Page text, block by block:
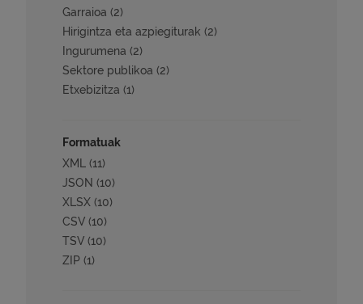
Garraioa (2)
Hirigintza eta azpiegiturak (2)
Ingurumena (2)
Sektore publikoa (2)
Etxebizitza (1)
Formatuak
XML (11)
JSON (10)
XLSX (10)
CSV (10)
TSV (10)
ZIP (1)